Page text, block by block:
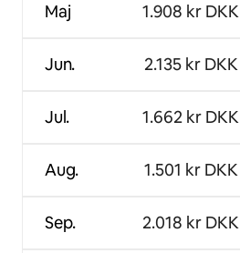
Maj
Jun.
Jul.
Aug.
Sep.
1.908 kr DKK
2.135 kr DKK
1.662 kr DKK
1.501 kr DKK
2.018 kr DKK